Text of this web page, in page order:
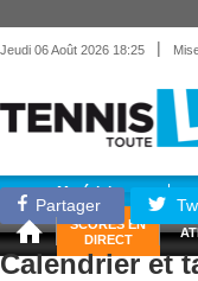
Jeudi 06 Août 2026 18:25 |
Matériel
SCORES EN
DIRECT
Partager
Calendrier et